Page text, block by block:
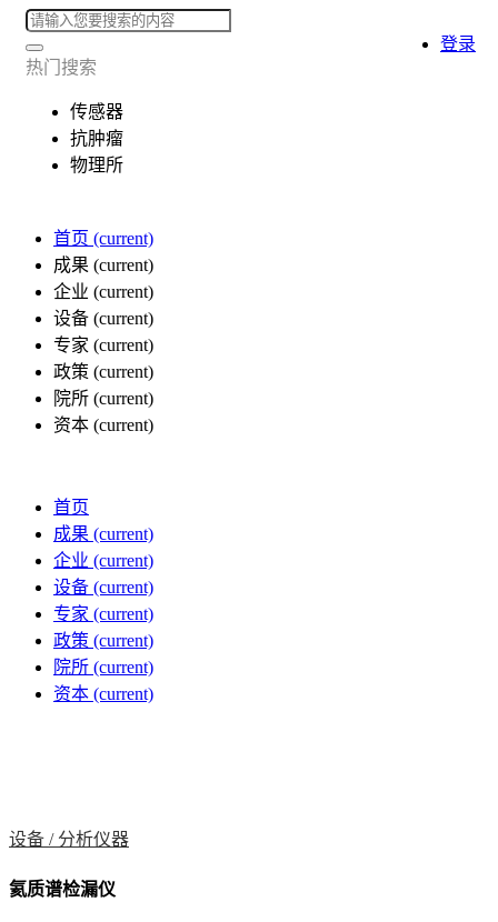
热门搜索
传感器
抗肿瘤
物理所
首页 (current)
成果 (current)
企业 (current)
设备 (current)
专家 (current)
政策 (current)
院所 (current)
资本 (current)
登录
首页
成果 (current)
企业 (current)
设备 (current)
专家 (current)
政策 (current)
院所 (current)
资本 (current)
设备 / 分析仪器
氦质谱检漏仪